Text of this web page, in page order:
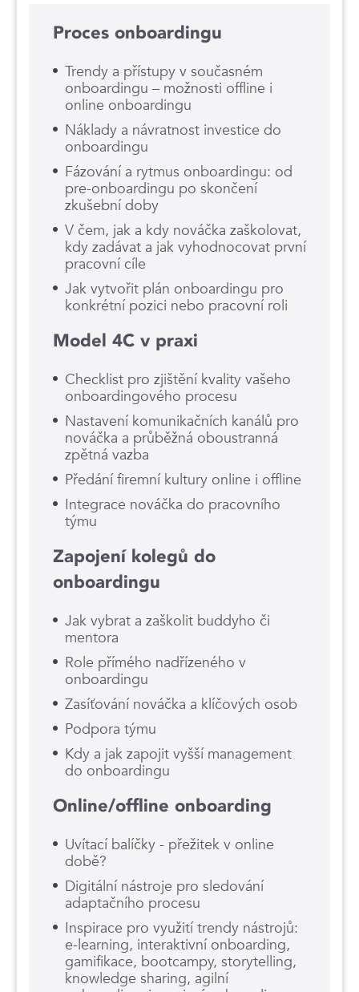
Proces onboardingu
Trendy a přístupy v současném
onboardingu – možnosti offline i
online onboardingu
Náklady a návratnost investice do
onboardingu
Fázování a rytmus onboardingu: od
pre-onboardingu po skončení
zkušební doby
V čem, jak a kdy nováčka zaškolovat,
kdy zadávat a jak vyhodnocovat první
pracovní cíle
Jak vytvořit plán onboardingu pro
konkrétní pozici nebo pracovní roli
Model 4C v praxi
Checklist pro zjištění kvality vašeho
onboardingového procesu
Nastavení komunikačních kanálů pro
nováčka a průběžná oboustranná
zpětná vazba
Předání firemní kultury online i offline
Integrace nováčka do pracovního
týmu
Zapojení kolegů do
onboardingu
Jak vybrat a zaškolit buddyho či
mentora
Role přímého nadřízeného v
onboardingu
Zasíťování nováčka a klíčových osob
Podpora týmu
Kdy a jak zapojit vyšší management
do onboardingu
Online/offline onboarding
Uvítací balíčky - přežitek v online
době?
Digitální nástroje pro sledování
adaptačního procesu
Inspirace pro využití trendy nástrojů:
e-learning, interaktivní onboarding,
gamifikace, bootcampy, storytelling,
knowledge sharing, agilní